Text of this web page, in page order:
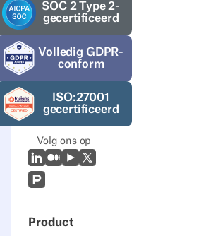
SOC 2 Type 2-
gecertificeerd
Volledig GDPR-
conform
ISO:27001
gecertificeerd
Volg ons op
LinkedIn
Medium
YoutubeX (Twitter)
Prodcut Hunt
Product